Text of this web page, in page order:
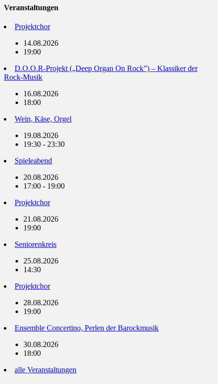
Veranstaltungen
Projektchor
14.08.2026
19:00
D.O.O.R-Projekt („Deep Organ On Rock”) – Klassiker der
Rock-Musik
16.08.2026
18:00
Wein, Käse, Orgel
19.08.2026
19:30 - 23:30
Spieleabend
20.08.2026
17:00 - 19:00
Projektchor
21.08.2026
19:00
Seniorenkreis
25.08.2026
14:30
Projektchor
28.08.2026
19:00
Ensemble Concertino, Perlen der Barockmusik
30.08.2026
18:00
alle Veranstaltungen